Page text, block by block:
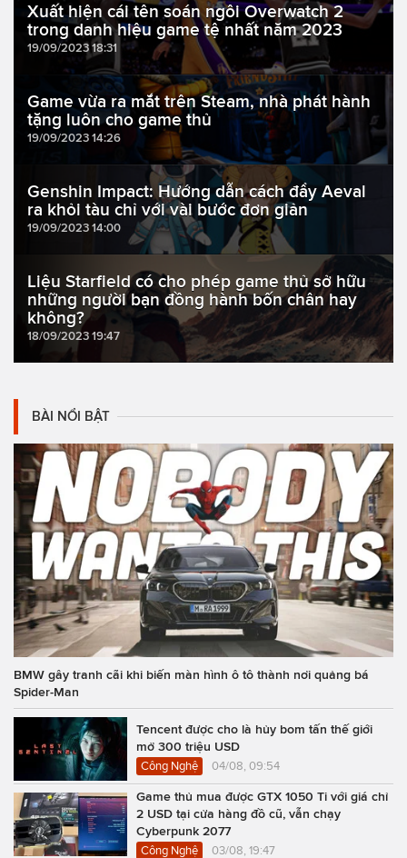
Xuất hiện cái tên soán ngôi Overwatch 2
trong danh hiệu game tệ nhất năm 2023
19/09/2023 18:31
Game vừa ra mắt trên Steam, nhà phát hành
tặng luôn cho game thủ
19/09/2023 14:26
Genshin Impact: Hướng dẫn cách đẩy Aeval
ra khỏi tàu chỉ với vài bước đơn giản
19/09/2023 14:00
Liệu Starfield có cho phép game thủ sở hữu
những người bạn đồng hành bốn chân hay
không?
18/09/2023 19:47
BÀI NỔI BẬT
BMW gây tranh cãi khi biến màn hình ô tô thành nơi quảng bá
Spider-Man
Tencent được cho là hủy bom tấn thế giới
mở 300 triệu USD
Công Nghệ 04/08, 09:54
Game thủ mua được GTX 1050 Ti với giá chỉ
2 USD tại cửa hàng đồ cũ, vẫn chạy
Cyberpunk 2077
Công Nghệ 03/08, 19:47